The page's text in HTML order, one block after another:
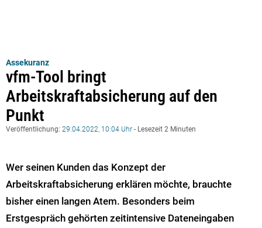
Assekuranz
vfm-Tool bringt
Arbeitskraftabsicherung auf den
Punkt
Veröffentlichung: 29.04.2022, 10:04 Uhr - Lesezeit 2 Minuten
Wer seinen Kunden das Konzept der
Arbeitskraftabsicherung erklären möchte, brauchte
bisher einen langen Atem. Besonders beim
Erstgespräch gehörten zeitintensive Dateneingaben